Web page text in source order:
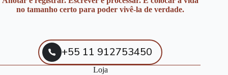
no tamanho certo para poder vivê-la de verdade.
+55 11 912753450
Loja